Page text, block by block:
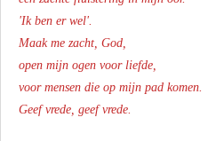
'Ik ben er wel'.
Maak me zacht, God,
open mijn ogen voor liefde,
voor mensen die op mijn pad komen.
Geef vrede, geef vrede.